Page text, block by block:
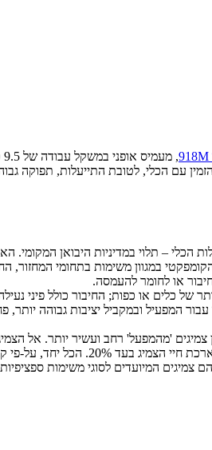
, מעמיס אופני במשקל עבודה של 9.5 טון בקירוב.
הקומפקטי במגוון משימות בתחומי
או לחומר להעמסה.
של כלים או כפות; החיבור כולל פיני
המפעיל ובמקביל יציבות גבוהה
המבטיחים שיפור משמעותי ביכולות
צמיגים המיועדים לסוגי משימות